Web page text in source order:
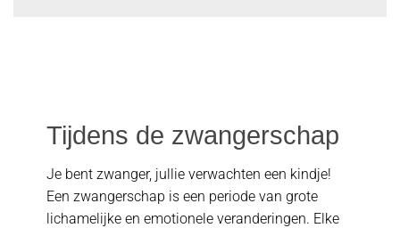
Tijdens de zwangerschap
Je bent zwanger, jullie verwachten een kindje!
Een zwangerschap is een periode van grote
lichamelijke en emotionele veranderingen. Elke